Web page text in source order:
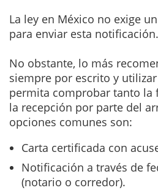
La ley en México no exige
para enviar esta notificación.
No obstante, lo más
siempre por escrito y
permita comprobar tanto la
la recepción por parte del
opciones comunes son:
Carta certificada con
Notificación a través de
(notario o corredor).